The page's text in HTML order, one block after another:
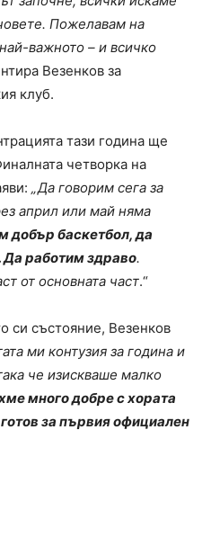
Пожелавам на
важното – и всичко
Везенков за
клуб.
тази година ще
четворка на
„Да говорим сега за
април или май няма
добър баскетбол, да
Да работим здраво.
от основната част.“
си състояние, Везенков
ми контузия за година и
че изискваше малко
много добре с хората
за първия официален